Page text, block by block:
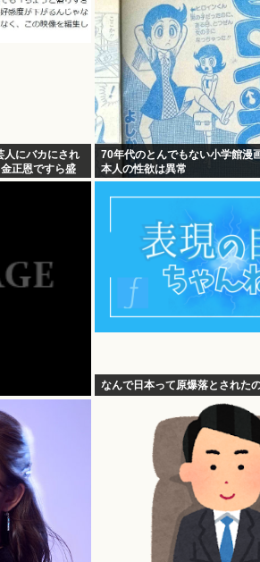
人にバカにされ
正恩ですら盛
70年代のとんでもない小学館漫
本人の性欲は異常
なんで日本って原爆落とされた